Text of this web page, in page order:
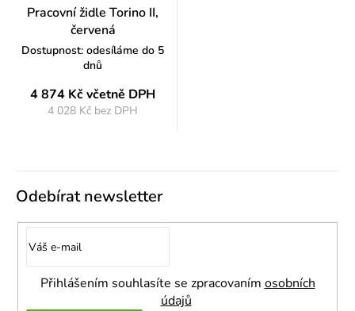
Pracovní židle Torino II,
červená
Dostupnost: odesíláme do 5
dnů
4 874 Kčvčetně DPH
4 028 Kč bez DPH
Odebírat newsletter
Přihlášením souhlasíte se zpracovanímosobních
údajů